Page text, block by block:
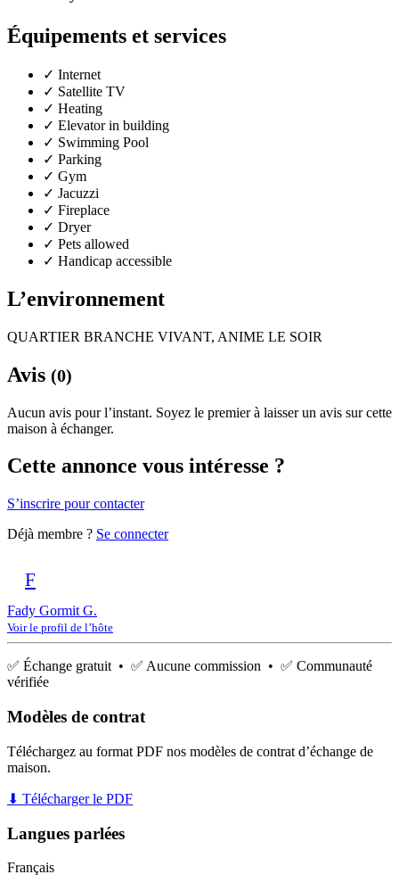
Équipements et services
✓ Internet
✓ Satellite TV
✓ Heating
✓ Elevator in building
✓ Swimming Pool
✓ Parking
✓ Gym
✓ Jacuzzi
✓ Fireplace
✓ Dryer
✓ Pets allowed
✓ Handicap accessible
L’environnement
QUARTIER BRANCHE VIVANT, ANIME LE SOIR
Avis (0)
Aucun avis pour l’instant. Soyez le premier à laisser un avis sur cette
maison à échanger.
Cette annonce vous intéresse ?
S’inscrire pour contacter
Déjà membre ? Se connecter
F
Fady Gormit G.
Voir le profil de l’hôte
✅ Échange gratuit • ✅ Aucune commission • ✅ Communauté
vérifiée
Modèles de contrat
Téléchargez au format PDF nos modèles de contrat d’échange de
maison.
⬇ Télécharger le PDF
Langues parlées
Français